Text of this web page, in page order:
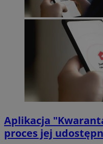
Aplikacja
proces jej